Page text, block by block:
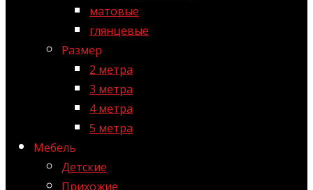
матовые
глянцевые
Размер
2 метра
3 метра
4 метра
5 метра
Мебель
Детские
Прихожие